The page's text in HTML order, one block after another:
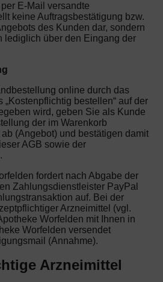
E-Mail versandte
keine Auftragsbestätigung bzw.
des Kunden dar, sondern
lediglich über den Eingang der
online durch das
bestellen“ auf der
wird, geben Sie als Kunde
der im Warenkorb
(Angebot) und bestätigen damit
AGB sowie der
fordert nach Abgabe der
Zahlungsdienstleister PayPal
auf. Bei der
Arzneimittel (vgl.
Worfelden mit Ihnen in
Worfelden versendet
(Annahme).
Arzneimittel